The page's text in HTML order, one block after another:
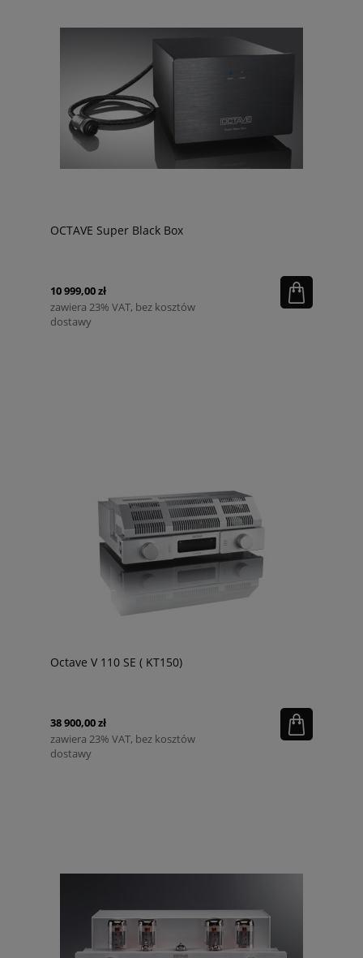
OCTAVE Super Black Box
10 999,00 zł
zawiera 23% VAT, bez kosztów
dostawy
Octave V 110 SE ( KT150)
38 900,00 zł
zawiera 23% VAT, bez kosztów
dostawy